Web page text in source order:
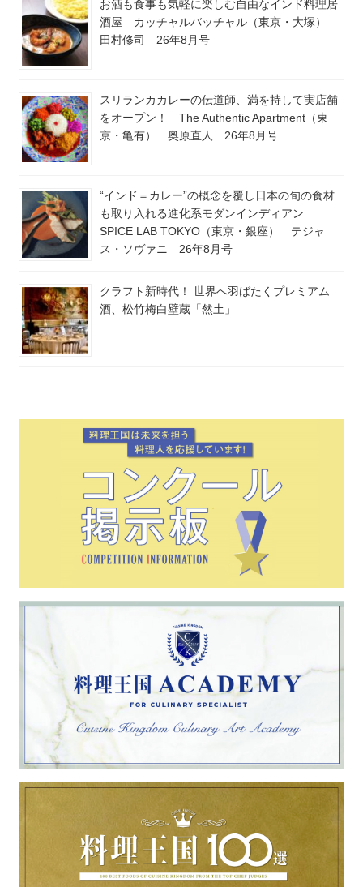
お酒も食事も気軽に楽しむ自由なインド料理居
酒屋 カッチャルバッチャル（東京・大塚）
田村修司 26年8月号
スリランカカレーの伝道師、満を持して実店舗
をオープン！ The Authentic Apartment（東
京・亀有） 奥原直人 26年8月号
“インド＝カレー”の概念を覆し日本の旬の食材
も取り入れる進化系モダンインディアン
SPICE LAB TOKYO（東京・銀座） テジャ
ス・ソヴァニ 26年8月号
クラフト新時代！ 世界へ羽ばたくプレミアム
酒、松竹梅白壁蔵「然土」